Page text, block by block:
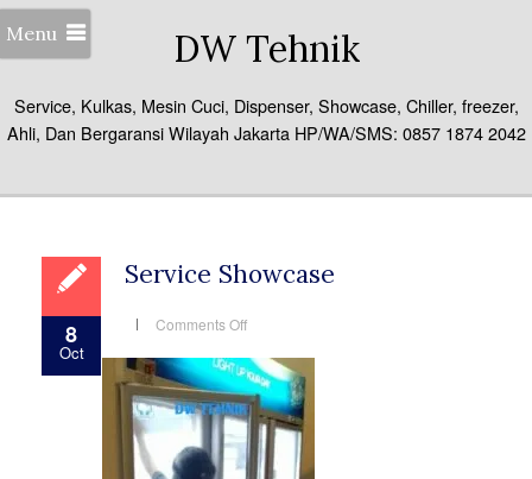
Menu DW Tehnik
Service, Kulkas, Mesin Cuci, Dispenser, Showcase, Chiller, freezer,
Ahli, Dan Bergaransi Wilayah Jakarta HP/WA/SMS: 0857 1874 2042
8
Oct
Service Showcase
Comments Offon